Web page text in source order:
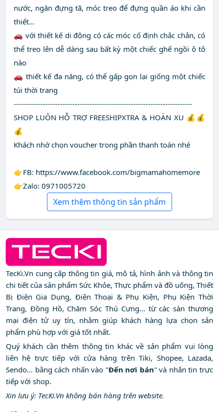
nước, ngăn đựng tã, móc treo để đựng quần áo khi cần
thiết...
🚗 với thiết kế di động có các móc cố định chắc chắn, có
thể treo lên dễ dàng sau bất kỳ một chiếc ghế ngồi ô tô
nào
🚗 thiết kế đa năng, có thể gấp gọn lại giống một chiếc
túi thời trang
-------------------------------------------------------------------------
SHOP LUÔN HỖ TRỢ FREESHIPXTRA & HOÀN XU 💰💰
💰
Khách nhớ chọn voucher trong phần thanh toán nhé
👉FB: https://www.facebook.com/bigmamahomemore
👉Zalo: 0971005720
Xem thêm thông tin sản phẩm
TecKi.Vn cung cấp thông tin giá, mô tả, hình ảnh và thông tin
chi tiết của sản phẩm Sức Khỏe, Thực phẩm và đồ uống, Thiết
Bị Điện Gia Dụng, Điện Thoại & Phụ Kiện, Phụ Kiện Thời
Trang, Đồng Hồ, Chăm Sóc Thú Cưng... từ các sàn thương
mại điện tử uy tín, nhằm giúp khách hàng lựa chọn sản
phẩm phù hợp với giá tốt nhất.
Quý khách cần thêm thông tin khác về sản phẩm vui lòng
liên hệ trực tiếp với cửa hàng trên Tiki, Shopee, Lazada,
Sendo... bằng cách nhấn vào "Đến nơi bán" và nhắn tin trực
tiếp với shop.
Xin lưu ý: TecKi.Vn không bán hàng trên website.